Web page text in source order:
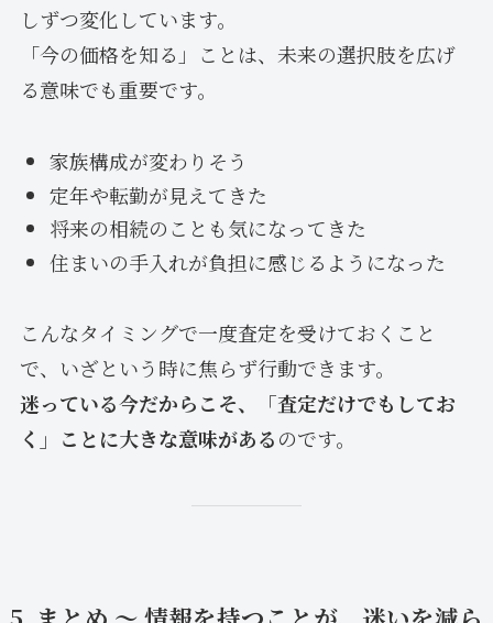
しずつ変化しています。
「今の価格を知る」ことは、未来の選択肢を広げ
る意味でも重要です。
家族構成が変わりそう
定年や転勤が見えてきた
将来の相続のことも気になってきた
住まいの手入れが負担に感じるようになった
こんなタイミングで一度査定を受けておくこと
で、いざという時に焦らず行動できます。
迷っている今だからこそ、「査定だけでもしてお
く」ことに大きな意味があるのです。